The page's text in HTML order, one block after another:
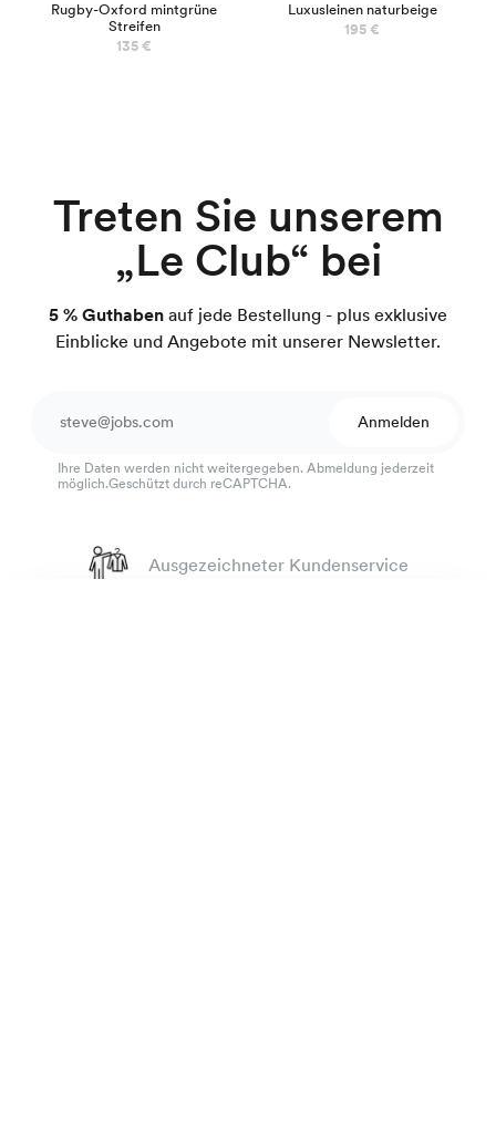
Rugby-Oxford mintgrüne
Streifen
135 €
Luxusleinen naturbeige
195 €
Treten Sie unserem
„Le Club“ bei
5 % Guthaben auf jede Bestellung - plus exklusive
Einblicke und Angebote mit unserer Newsletter.
Anmelden
Ihre Daten werden nicht weitergegeben. Abmeldung jederzeit
möglich.Geschützt durch reCAPTCHA.
Ausgezeichneter Kundenservice